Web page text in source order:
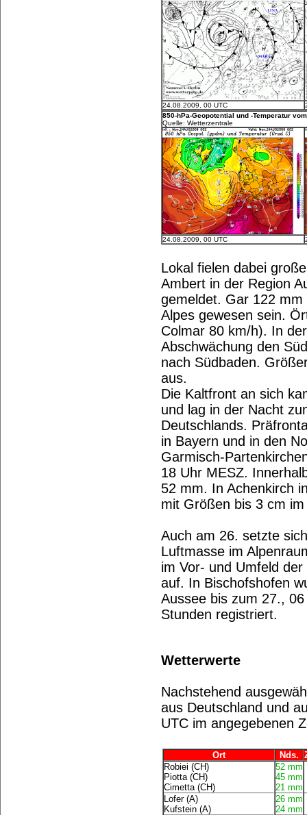
24.08.2009, 00 UTC
850-hPa-Geopotential und -Temperatur
Quelle: Wetterzentrale
24.08.2009, 00 UTC
Lokal fielen dabei
Ambert in der Region
gemeldet. Gar 122
Alpes gewesen sein.
Colmar 80 km/h). In
Abschwächung den
nach Südbaden.
aus.
Die Kaltfront an sich
und lag in der Nacht
Deutschlands.
in Bayern und in den
Garmisch-
18 Uhr MESZ.
52 mm. In Achenkirch
mit Größen bis 3 cm
Auch am 26. setzte
Luftmasse im
im Vor- und Umfeld
auf. In Bischofshofen
Aussee bis zum 27.,
Stunden registriert.
Wetterwerte
Nachstehend
aus Deutschland und
UTC im angegebenen
Ort Nds.
Robiei (CH)
Piotta (CH)
Cimetta (CH)
Lofer (A)
Kufstein (A)
52 mm
45 mm
21 mm
26 mm
24 mm